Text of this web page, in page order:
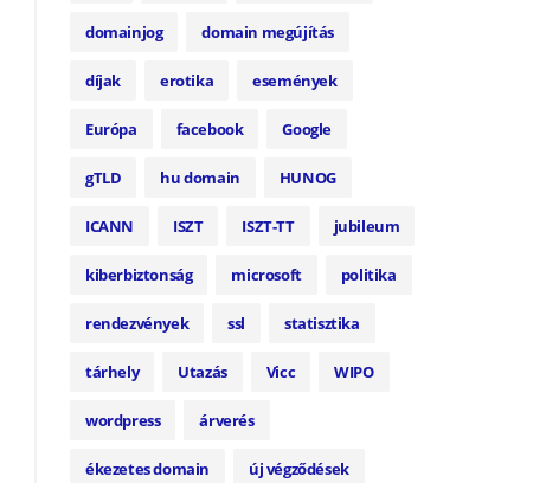
domainjog domain megújítás
díjak erotika események
Európa facebook Google
gTLD hu domain HUNOG
ICANN ISZT ISZT-TT jubileum
kiberbiztonság microsoft politika
rendezvények ssl statisztika
tárhely Utazás Vicc WIPO
wordpress árverés
ékezetes domain új végződések